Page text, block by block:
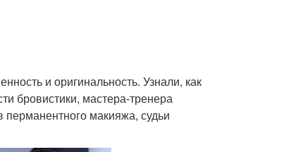
и оригинальность. Узнали, как
бровистики, мастера-тренера
макияжа, судьи